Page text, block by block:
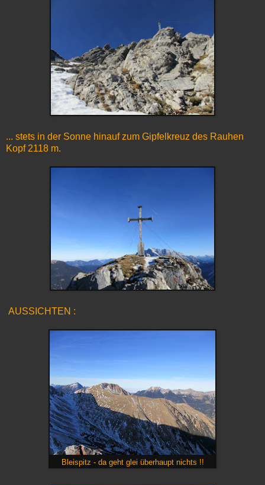
... stets in der Sonne hinauf zum Gipfelkreuz des Rauhen
Kopf 2118 m.
AUSSICHTEN :
Bleispitz - da geht glei überhaupt nichts !!